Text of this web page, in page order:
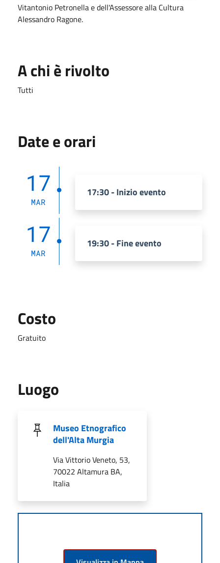
Vitantonio Petronella e dell'Assessore alla Cultura
Alessandro Ragone.
A chi è rivolto
Tutti
Date e orari
17
MAR
17:30 - Inizio evento
17
MAR
19:30 - Fine evento
Costo
Gratuito
Luogo
Museo Etnografico
dell'Alta Murgia
Via Vittorio Veneto, 53,
70022 Altamura BA,
Italia